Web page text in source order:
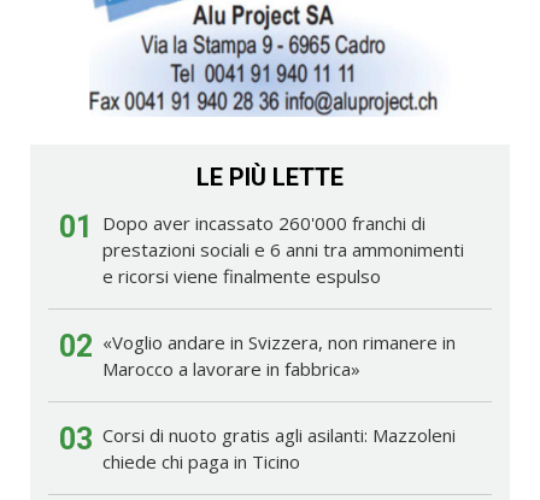
LE PIÙ LETTE
01
Dopo aver incassato 260'000 franchi di
prestazioni sociali e 6 anni tra ammonimenti
e ricorsi viene finalmente espulso
02 «Voglio andare in Svizzera, non rimanere in
Marocco a lavorare in fabbrica»
03 Corsi di nuoto gratis agli asilanti: Mazzoleni
chiede chi paga in Ticino